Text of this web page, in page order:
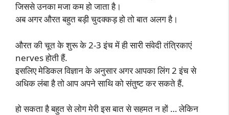
जिससे उनका मजा कम हो जाता है।
अब अगर औरत बहुत बड़ी चुदक्कड़ हो तो बात अलग है।
औरत की चूत के शुरू के 2-3 इंच में ही सारी संवेदी तंत्रिकाएं
nerves होती हैं.
इसलिए मेडिकल विज्ञान के अनुसार अगर आपका लिंग 2 इंच से
अधिक लंबा है तो आप अपने साथि को संतुष्ट कर सकते हैं.
हो सकता है बहुत से लोग मेरी इस बात से सहमत न हों … लेकिन